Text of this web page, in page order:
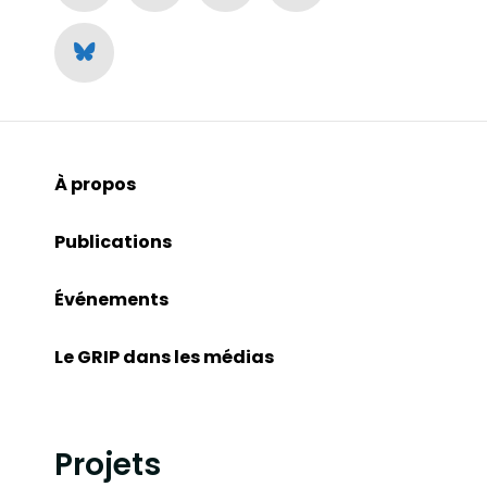
À propos
Publications
Événements
Le GRIP dans les médias
Projets